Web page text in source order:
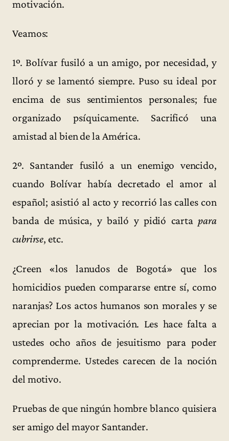
motivación.
Veamos:
1º. Bolívar fusiló a un amigo, por necesidad, y
lloró y se lamentó siempre. Puso su ideal por
encima de sus sentimientos personales; fue
organizado psíquicamente. Sacrificó una
amistad al bien de la América.
2º. Santander fusiló a un enemigo vencido,
cuando Bolívar había decretado el amor al
español; asistió al acto y recorrió las calles con
banda de música, y bailó y pidió cartapara
cubrirse, etc.
¿Creen «los lanudos de Bogotá» que los
homicidios pueden compararse entre sí, como
naranjas? Los actos humanos son morales y se
aprecian por la motivación. Les hace falta a
ustedes ocho años de jesuitismo para poder
comprenderme. Ustedes carecen de la noción
del motivo.
Pruebas de que ningún hombre blanco quisiera
ser amigo del mayor Santander.